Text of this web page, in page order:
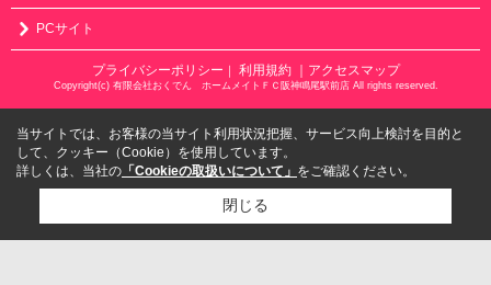
PCサイト
プライバシーポリシー ｜ 利用規約 ｜アクセスマップ
Copyright(c) 有限会社おくでん ホームメイトＦＣ阪神鳴尾駅前店 All rights reserved.
当サイトでは、お客様の当サイト利用状況把握、サービス向上検討を目的と
して、クッキー（Cookie）を使用しています。
詳しくは、当社の 「Cookieの取扱いについて」 をご確認ください。
閉じる